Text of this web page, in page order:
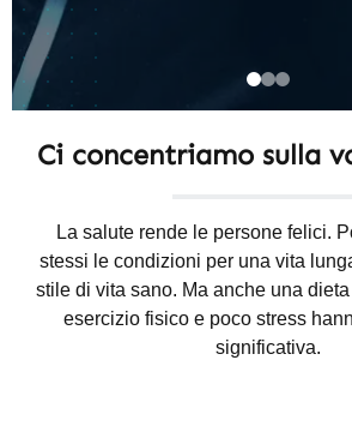
Ci concentriamo sulla
La salute rende le persone felici.
stessi le condizioni per una vita
stile di vita sano. Ma anche una
esercizio fisico e poco stress
significativa.